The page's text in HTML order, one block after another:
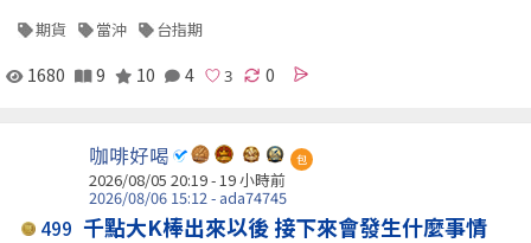
期貨 當沖 台指期
1680 9 10 4 0
咖啡好喝 包
2026/08/05 20:19 -19 小時前
2026/08/06 15:12 - ada74745
499 千點大K棒出來以後 接下來會發生什麼事情